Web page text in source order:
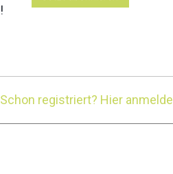
!
Schon registriert? Hier